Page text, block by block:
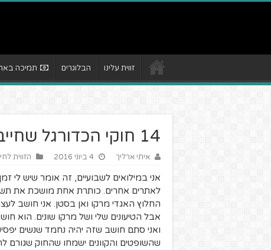
זווית עלינו הבלוגרים תמיכה
14 חוקי הכדורגל שחייבים לבטל
איתי ארליך 4 ביוני 2016 הזווית
אני במילואים לשבועיים, זה אומר שיש לי
לאתרים אחרים. כותרת אחת מושכת את
החלוץ האגדי מרקו ואן בסטן. אני חושב
אבל הטיעונים שלי ושל מרקו שונים. הוא
ואני סתם חושב שזה יהיה נחמד שנשים
שהשופטים והקוונים ישמחו שהחוק שגורם